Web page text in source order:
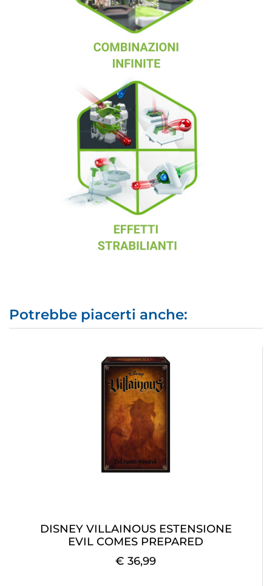
Potrebbe piacerti anche:
DISNEY VILLAINOUS ESTENSIONE
EVIL COMES PREPARED
€ 36,99